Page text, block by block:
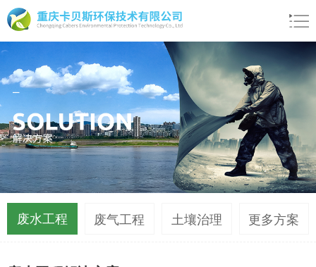
废水工程 废气工程 土壤治理 更多方案